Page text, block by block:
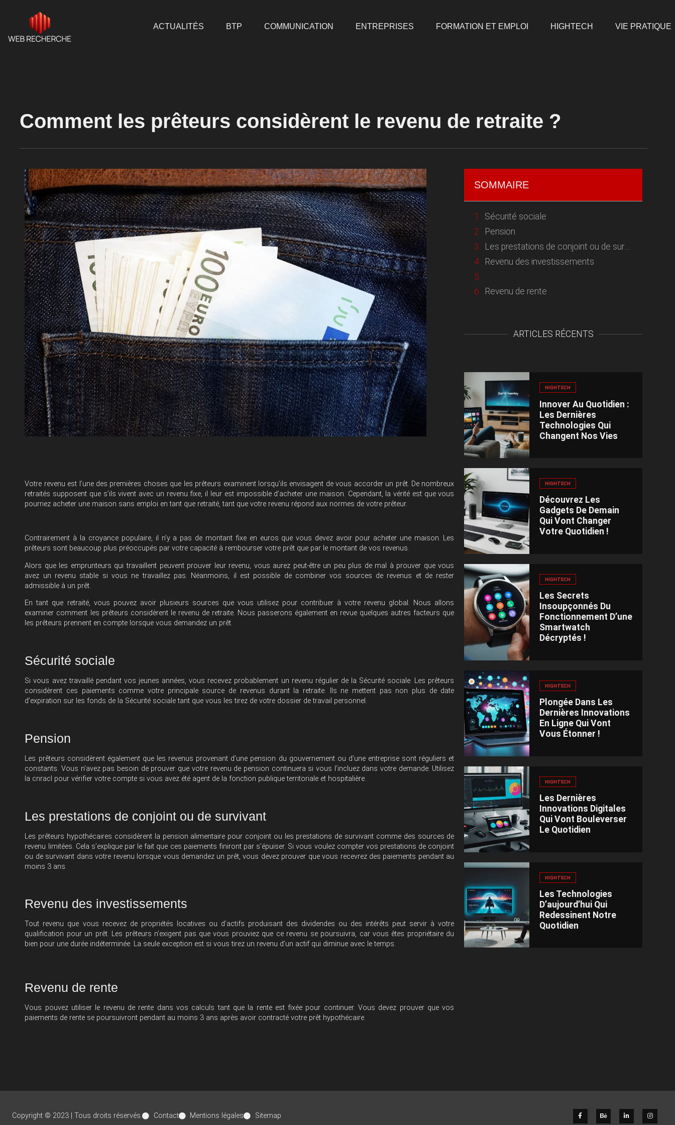
ACTUALITÉS BTP COMMUNICATION ENTREPRISES FORMATION ET EMPLOI HIGHTECH VIE PRATIQUE
Comment les prêteurs considèrent le revenu de retraite ?
Votre revenu est l’une des premières choses que les prêteurs examinent lorsqu’ils envisagent de vous accorder un prêt. De nombreux
retraités supposent que s’ils vivent avec un revenu fixe, il leur est impossible d’acheter une maison. Cependant, la vérité est que vous
pourriez acheter une maison sans emploi en tant que retraité, tant que votre revenu répond aux normes de votre prêteur.
Contrairement à la croyance populaire, il n’y a pas de montant fixe en euros que vous devez avoir pour acheter une maison. Les
prêteurs sont beaucoup plus préoccupés par votre capacité à rembourser votre prêt que par le montant de vos revenus.
Alors que les emprunteurs qui travaillent peuvent prouver leur revenu, vous aurez peut-être un peu plus de mal à prouver que vous
avez un revenu stable si vous ne travaillez pas. Néanmoins, il est possible de combiner vos sources de revenus et de rester
admissible à un prêt.
En tant que retraité, vous pouvez avoir plusieurs sources que vous utilisez pour contribuer à votre revenu global. Nous allons
examiner comment les prêteurs considèrent le revenu de retraite. Nous passerons également en revue quelques autres facteurs que
les prêteurs prennent en compte lorsque vous demandez un prêt.
Sécurité sociale
Si vous avez travaillé pendant vos jeunes années, vous recevez probablement un revenu régulier de la Sécurité sociale. Les prêteurs
considèrent ces paiements comme votre principale source de revenus durant la retraite. Ils ne mettent pas non plus de date
d’expiration sur les fonds de la Sécurité sociale tant que vous les tirez de votre dossier de travail personnel.
Pension
Les prêteurs considèrent également que les revenus provenant d’une pension du gouvernement ou d’une entreprise sont réguliers et
constants. Vous n’avez pas besoin de prouver que votre revenu de pension continuera si vous l’incluez dans votre demande. Utilisez
la cnracl pour vérifier votre compte si vous avez été agent de la fonction publique territoriale et hospitalière.
Les prestations de conjoint ou de survivant
Les prêteurs hypothécaires considèrent la pension alimentaire pour conjoint ou les prestations de survivant comme des sources de
revenu limitées. Cela s’explique par le fait que ces paiements finiront par s’épuiser. Si vous voulez compter vos prestations de conjoint
ou de survivant dans votre revenu lorsque vous demandez un prêt, vous devez prouver que vous recevrez des paiements pendant au
moins 3 ans.
Revenu des investissements
Tout revenu que vous recevez de propriétés locatives ou d’actifs produisant des dividendes ou des intérêts peut servir à votre
qualification pour un prêt. Les prêteurs n’exigent pas que vous prouviez que ce revenu se poursuivra, car vous êtes propriétaire du
bien pour une durée indéterminée. La seule exception est si vous tirez un revenu d’un actif qui diminue avec le temps.
Revenu de rente
Vous pouvez utiliser le revenu de rente dans vos calculs tant que la rente est fixée pour continuer. Vous devez prouver que vos
paiements de rente se poursuivront pendant au moins 3 ans après avoir contracté votre prêt hypothécaire.
SOMMAIRE
Sécurité sociale
Pension
Les prestations de conjoint ou de survivant
Revenu des investissements
Revenu de rente
ARTICLES RÉCENTS
HIGHTECH
Innover Au Quotidien :
Les Dernières
Technologies Qui
Changent Nos Vies
HIGHTECH
Découvrez Les
Gadgets De Demain
Qui Vont Changer
Votre Quotidien !
HIGHTECH
Les Secrets
Insoupçonnés Du
Fonctionnement D’une
Smartwatch
Décryptés !
HIGHTECH
Plongée Dans Les
Dernières Innovations
En Ligne Qui Vont
Vous Étonner !
HIGHTECH
Les Dernières
Innovations Digitales
Qui Vont Bouleverser
Le Quotidien
HIGHTECH
Les Technologies
D’aujourd’hui Qui
Redessinent Notre
Quotidien
Copyright © 2023 | Tous droits réservés. Contact Mentions légales Sitemap